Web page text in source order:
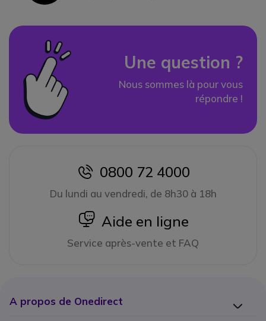
Une question ?
Nous sommes là pour vous
répondre !
icon
0800 72 4000
Du lundi au vendredi, de 8h30 à 18h
icon
Aide en ligne
Service après-vente et FAQ
A propos de Onedirect